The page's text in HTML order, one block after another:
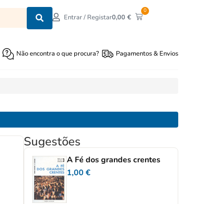
Entrar / Registar0,00€
0
Não encontra o que procura? Pagamentos & Envios
Sugestões
A Fé dos grandes crentes
1,00 €